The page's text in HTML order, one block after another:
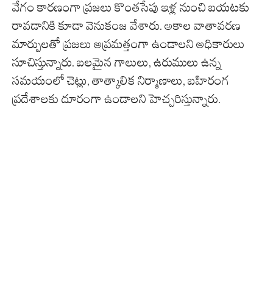
వేగం కారణంగా ప్రజలు కొంతసేపు ఇళ్ల నుంచి బయటకు
రావడానికి కూడా వెనుకంజ వేశారు. అకాల వాతావరణ
మార్పులతో ప్రజలు అప్రమత్తంగా ఉండాలని అధికారులు
సూచిస్తున్నారు. బలమైన గాలులు, ఉరుములు ఉన్న
సమయంలో చెట్లు, తాత్కాలిక నిర్మాణాలు, బహిరంగ
ప్రదేశాలకు దూరంగా ఉండాలని హెచ్చరిస్తున్నారు.